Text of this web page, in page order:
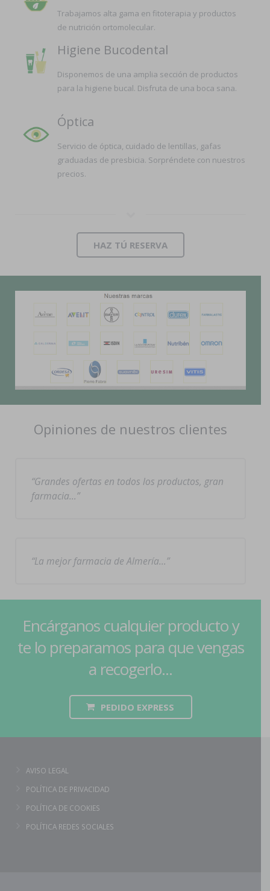
Trabajamos alta gama en fitoterapia y productos
de nutrición ortomolecular.
Higiene Bucodental
Disponemos de una amplia sección de productos
para la higiene bucal. Disfruta de una boca sana.
Óptica
Servicio de óptica, cuidado de lentillas, gafas
graduadas de presbicia. Sorpréndete con nuestros
precios.
HAZ TÚ RESERVA
Opiniones de nuestros clientes
Grandes ofertas en todos los productos, gran
farmacia…
La mejor farmacia de Almería…
Encárganos cualquier producto y
te lo preparamos para que vengas
a recogerlo...
PEDIDO EXPRESS
AVISO LEGAL
POLÍTICA DE PRIVACIDAD
POLÍTICA DE COOKIES
POLÍTICA REDES SOCIALES